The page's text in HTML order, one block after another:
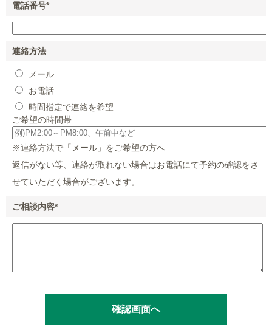
電話番号*
連絡方法
メール
お電話
時間指定で連絡を希望
ご希望の時間帯
※連絡方法で「メール」をご希望の方へ
返信がない等、連絡が取れない場合はお電話にて予約の確認をさ
せていただく場合がございます。
ご相談内容*